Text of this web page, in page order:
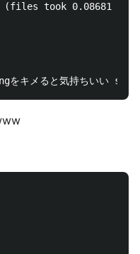
(files took 0.08681